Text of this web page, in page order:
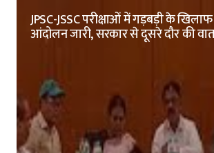
JPSC-JSSC परीक्षाओं में गड़बड़ी के खिलाफ
आंदोलन जारी, सरकार से दूसरे दौर की